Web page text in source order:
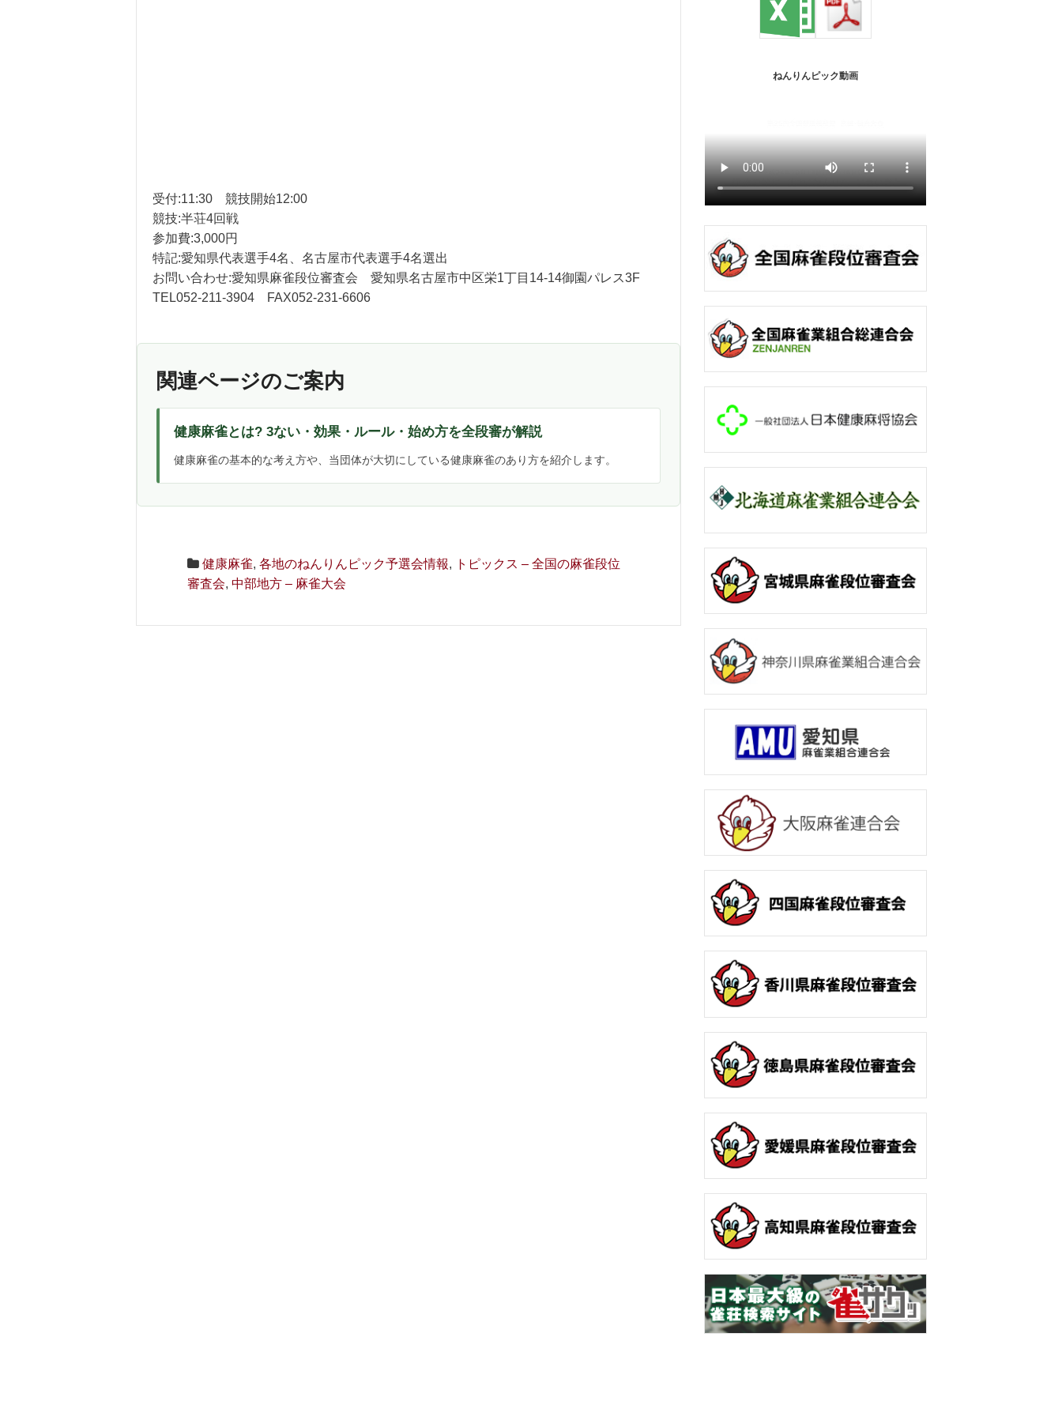
受付:11:30 競技開始12:00
競技:半荘4回戦
参加費:3,000円
特記:愛知県代表選手4名、名古屋市代表選手4名選出
お問い合わせ:愛知県麻雀段位審査会 愛知県名古屋市中区栄1丁目14-14御園パレス3F
TEL052-211-3904 FAX052-231-6606
関連ページのご案内
健康麻雀とは? 3ない・効果・ルール・始め方を全段審が解説
健康麻雀の基本的な考え方や、当団体が大切にしている健康麻雀のあり方を紹介します。
健康麻雀, 各地のねんりんピック予選会情報,
トピックス – 全国の麻雀段位
審査会, 中部地方 – 麻雀大会
ねんりんピック動画